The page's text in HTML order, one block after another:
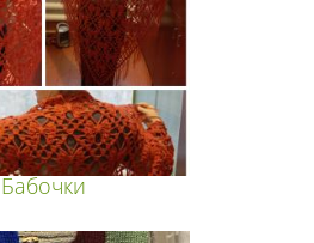
Бабочки